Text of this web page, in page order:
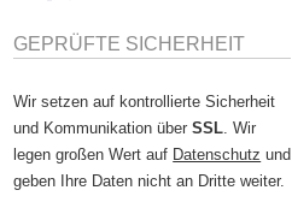
GEPRÜFTE SICHERHEIT
Wir setzen auf kontrollierte Sicherheit
und Kommunikation überSSL . Wir
legen großen Wert auf Datenschutz und
geben Ihre Daten nicht an Dritte weiter.